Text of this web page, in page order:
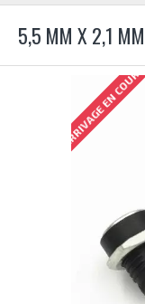
5,5 MM X 2,1 MM
ARRIVAGE EN COURS